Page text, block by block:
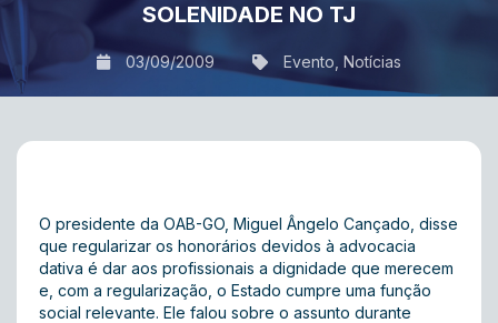
SOLENIDADE NO TJ
03/09/2009 Evento Notícias
O presidente da OAB-GO, Miguel Ângelo Cançado, disse
que regularizar os honorários devidos à advocacia
dativa é dar aos profissionais a dignidade que merecem
e, com a regularização, o Estado cumpre uma função
social relevante. Ele falou sobre o assunto durante